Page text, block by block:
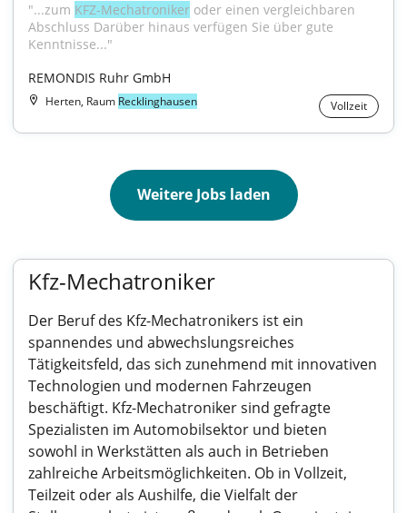
"...zum KFZ-Mechatroniker oder einen vergleichbaren
Abschluss Darüber hinaus verfügen Sie über gute
Kenntnisse..."
REMONDIS Ruhr GmbH
Herten, Raum Recklinghausen Vollzeit
Weitere Jobs laden
Kfz-Mechatroniker
Der Beruf des Kfz-Mechatronikers ist ein
spannendes und abwechslungsreiches
Tätigkeitsfeld, das sich zunehmend mit innovativen
Technologien und modernen Fahrzeugen
beschäftigt. Kfz-Mechatroniker sind gefragte
Spezialisten im Automobilsektor und bieten
sowohl in Werkstätten als auch in Betrieben
zahlreiche Arbeitsmöglichkeiten. Ob in Vollzeit,
Teilzeit oder als Aushilfe, die Vielfalt der